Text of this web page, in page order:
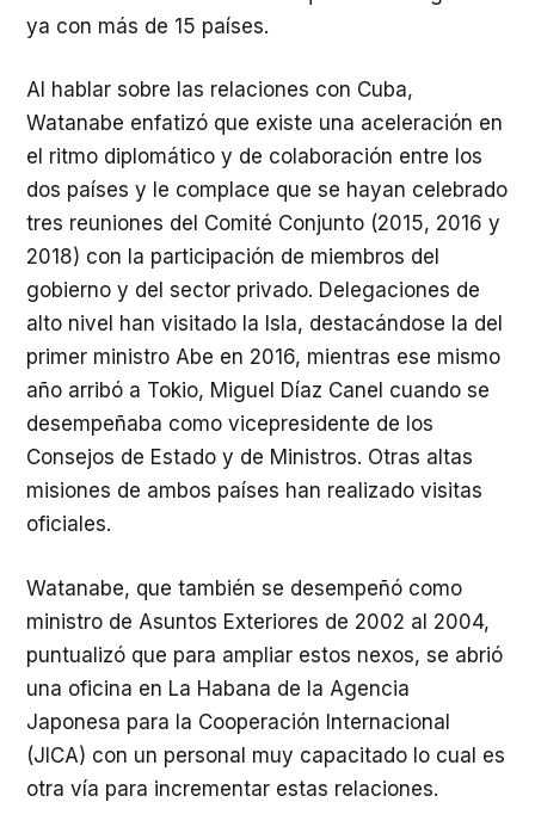
ya con más de 15 países.
Al hablar sobre las relaciones con Cuba,
Watanabe enfatizó que existe una aceleración en
el ritmo diplomático y de colaboración entre los
dos países y le complace que se hayan celebrado
tres reuniones del Comité Conjunto (2015, 2016 y
2018) con la participación de miembros del
gobierno y del sector privado. Delegaciones de
alto nivel han visitado la Isla, destacándose la del
primer ministro Abe en 2016, mientras ese mismo
año arribó a Tokio, Miguel Díaz Canel cuando se
desempeñaba como vicepresidente de los
Consejos de Estado y de Ministros. Otras altas
misiones de ambos países han realizado visitas
oficiales.
Watanabe, que también se desempeñó como
ministro de Asuntos Exteriores de 2002 al 2004,
puntualizó que para ampliar estos nexos, se abrió
una oficina en La Habana de la Agencia
Japonesa para la Cooperación Internacional
(JICA) con un personal muy capacitado lo cual es
otra vía para incrementar estas relaciones.